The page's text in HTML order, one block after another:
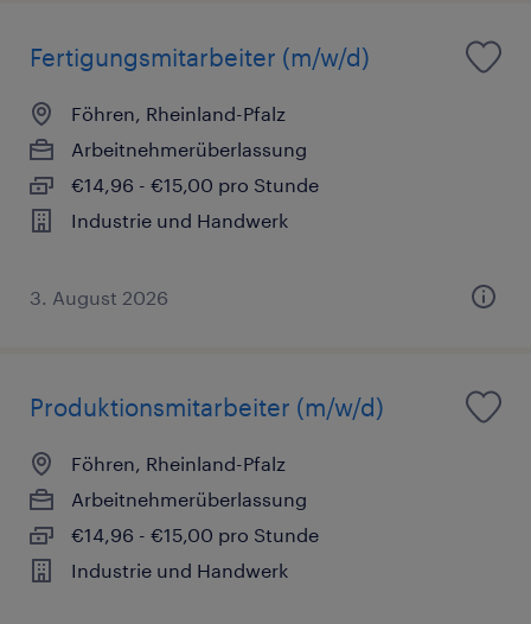
Fertigungsmitarbeiter (m/w/d)
Föhren, Rheinland-Pfalz
Arbeitnehmerüberlassung
€14,96 - €15,00 pro Stunde
Industrie und Handwerk
3. August 2026
Produktionsmitarbeiter (m/w/d)
Föhren, Rheinland-Pfalz
Arbeitnehmerüberlassung
€14,96 - €15,00 pro Stunde
Industrie und Handwerk